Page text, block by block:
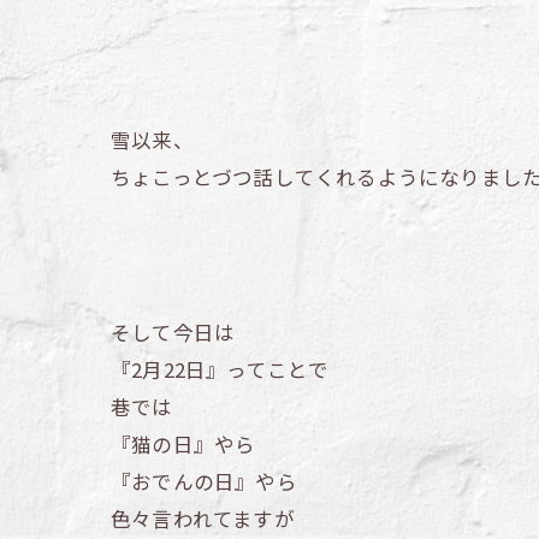
雪以来、
ちょこっとづつ話してくれるようになりまし
そして今日は
『2月22日』ってことで
巷では
『猫の日』やら
『おでんの日』やら
色々言われてますが